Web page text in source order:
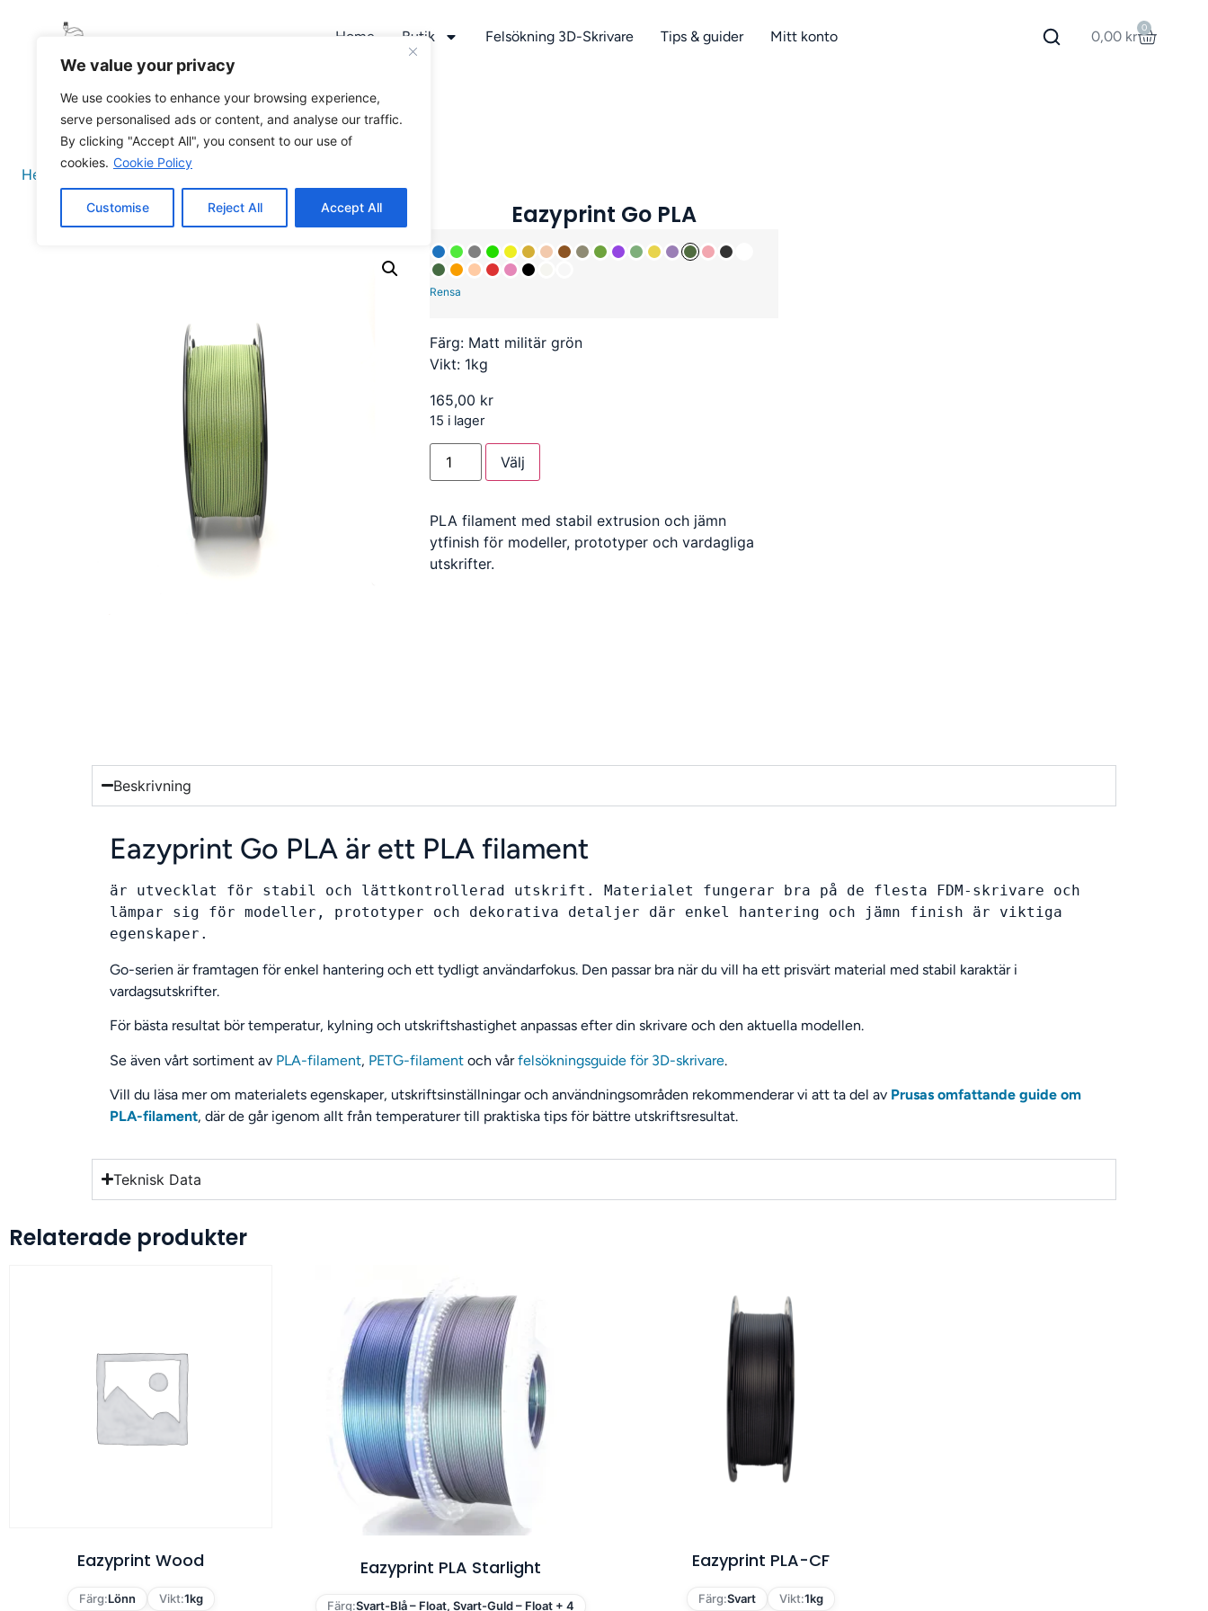
We value your privacy
We use cookies to enhance your browsing experience,
serve personalised ads or content, and analyse our traffic.
By clicking "Accept All", you consent to our use of
cookies. Cookie Policy
Customise Reject All Accept All
Home Butik Felsökning 3D-Skrivare Tips & guider Mitt konto 0,00 kr
0
Hem Filament/PLA/ Eazyprint Go PLA
Eazyprint Go PLA
Rensa
Färg: Matt militär grön
Vikt: 1kg
165,00 kr
15 i lager
Välj
PLA filament med stabil extrusion och jämn
ytfinish för modeller, prototyper och vardagliga
utskrifter.
Beskrivning
Eazyprint Go PLA är ett PLA filament
är utvecklat för stabil och lättkontrollerad utskrift. Materialet fungerar bra på de flesta FDM-skrivare och
lämpar sig för modeller, prototyper och dekorativa detaljer där enkel hantering och jämn finish är viktiga
egenskaper.
Go-serien är framtagen för enkel hantering och ett tydligt användarfokus. Den passar bra när du vill ha ett prisvärt material med stabil karaktär i
vardagsutskrifter.
För bästa resultat bör temperatur, kylning och utskriftshastighet anpassas efter din skrivare och den aktuella modellen.
Se även vårt sortiment av PLA-filament, PETG-filament och vårfelsökningsguide för 3D-skrivare.
Vill du läsa mer om materialets egenskaper, utskriftsinställningar och användningsområden rekommenderar vi att ta del av Prusas omfattande guide om
PLA-filament, där de går igenom allt från temperaturer till praktiska tips för bättre utskriftsresultat.
Teknisk Data
Relaterade produkter
Eazyprint Wood
Färg:Lönn Vikt:1kg
Eazyprint PLA Starlight
Färg:Svart-Blå – Float, Svart-Guld – Float + 4
Eazyprint PLA-CF
Färg:Svart Vikt:1kg